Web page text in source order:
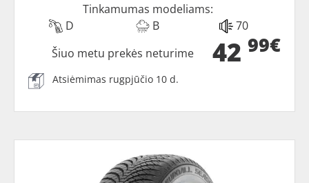
Tinkamumas modeliams:
D
B 70
42 99€
Šiuo metu prekės neturime
Atsiėmimas rugpjūčio 10 d.